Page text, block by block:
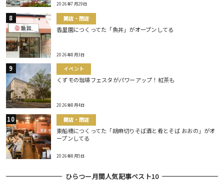
2026年7月29日
開店・閉店
香里園につくってた「魚丼」がオープンしてる
2026年8月3日
イベント
くずモの珈琲フェスタがパワーアップ！紅茶も
2026年8月4日
開店・閉店
東船橋につくってた「胡麻切りそば酒と肴とそば おおの」がオ
ープンしてる
2026年8月5日
ひらつー月間人気記事ベスト10